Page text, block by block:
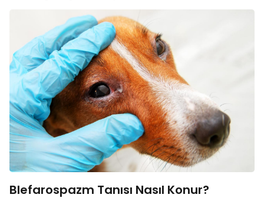
Blefarospazm Tanısı Nasıl Konur?